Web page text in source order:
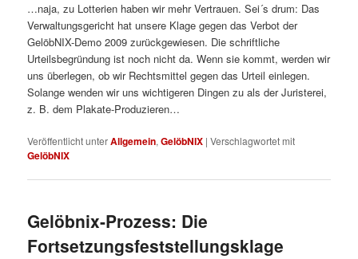
…naja, zu Lotterien haben wir mehr Vertrauen. Sei´s drum: Das
Verwaltungsgericht hat unsere Klage gegen das Verbot der
GelöbNIX-Demo 2009 zurückgewiesen. Die schriftliche
Urteilsbegründung ist noch nicht da. Wenn sie kommt, werden wir
uns überlegen, ob wir Rechtsmittel gegen das Urteil einlegen.
Solange wenden wir uns wichtigeren Dingen zu als der Juristerei,
z. B. dem Plakate-Produzieren…
Veröffentlicht unterAllgemein,GelöbNIX |Verschlagwortet mit
GelöbNIX
Gelöbnix-Prozess: Die
Fortsetzungsfeststellungsklage